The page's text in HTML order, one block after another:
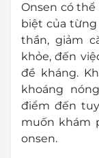
Onsen có
biệt của
thần, giảm
khỏe, đến
đề kháng.
khoáng
điểm đến
muốn khám
onsen.